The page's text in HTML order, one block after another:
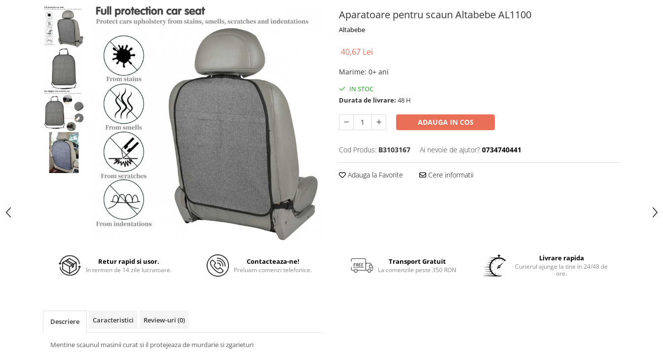
Aparatoare pentru scaun Altabebe AL1100
Altabebe
40,67 Lei
Marime: 0+ ani
IN STOC
Durata de livrare: 48 H
ADAUGA IN COS
Cod Produs: B3103167 Ai nevoie de ajutor? 0734740441
Adauga la Favorite Cere informatii
Retur rapid si usor.
In termen de 14 zile lucratoare.
Contacteaza-ne!
Preluam comenzi telefonice.
Transport Gratuit
La comenzile peste 350 RON
Livrare rapida
Curierul ajunge la tine in 24/48 de
ore.
Descriere Caracteristici Review-uri (0)
Mentine scaunul masinii curat si il protejeaza de murdarie si zgarieturi